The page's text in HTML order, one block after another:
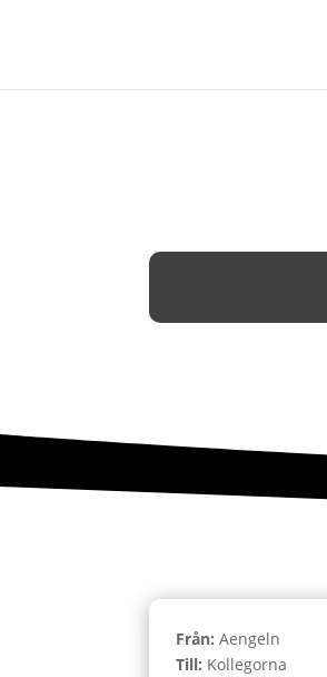
Från: Aengeln
Till: Kollegorna